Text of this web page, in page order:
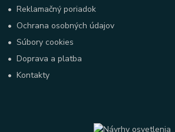
•Reklamačný poriadok
• Ochrana osobných údajov
•Súbory cookies
•Doprava a platba
•Kontakty